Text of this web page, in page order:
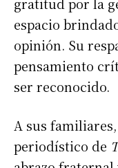
espacio
opinión. Su
pensamiento
ser reconocido.
A sus
periodístico de